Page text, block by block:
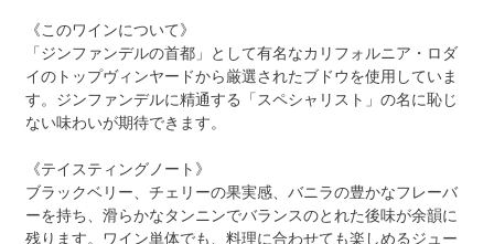
《このワインについて》
「ジンファンデルの首都」として有名なカリフォルニア・ロダ
イのトップヴィンヤードから厳選されたブドウを使用していま
す。ジンファンデルに精通する「スペシャリスト」の名に恥じ
ない味わいが期待できます。
《テイスティングノート》
ブラックベリー、チェリーの果実感、バニラの豊かなフレーバ
ーを持ち、滑らかなタンニンでバランスのとれた後味が余韻に
残ります。ワイン単体でも、料理に合わせても楽しめるジュー